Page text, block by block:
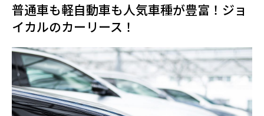
普通車も軽自動車も人気車種が豊富！ジョ
イカルのカーリース！